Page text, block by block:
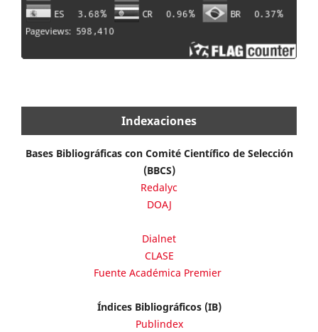
Indexaciones
Bases Bibliográficas con Comité Científico de Selección
(BBCS)
Redalyc
DOAJ
Dialnet
CLASE
Fuente Académica Premier
Índices Bibliográficos (IB)
Publindex